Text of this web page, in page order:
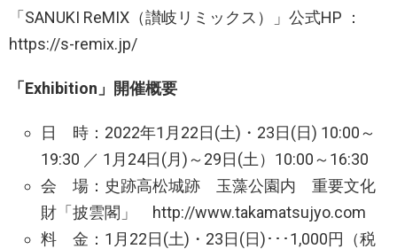
「SANUKI ReMIX（讃岐リミックス）」公式HP ：
https://s-remix.jp/
「Exhibition」開催概要
日 時：2022年1月22日(土)・23日(日) 10:00～
19:30 ／ 1月24日(月)～29日(土）10:00～16:30
会 場：史跡高松城跡 玉藻公園内 重要文化
財「披雲閣」 http://www.takamatsujyo.com
料 金：1月22日(土)・23日(日)･･･1,000円（税